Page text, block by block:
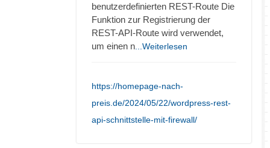
benutzerdefinierten REST-Route Die
Funktion zur Registrierung der
REST-API-Route wird verwendet,
um einen n ...Weiterlesen
https://homepage-nach-
preis.de/2024/05/22/wordpress-rest-
api-schnittstelle-mit-firewall/